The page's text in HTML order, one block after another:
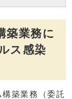
築業務に
ス感染
築業務（委託